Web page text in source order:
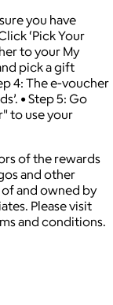
you have
‘Pick Your
to your My
pick a gift
4: The e-voucher
• Step 5: Go
to use your
of the rewards
and other
and owned by
Please visit
and conditions.